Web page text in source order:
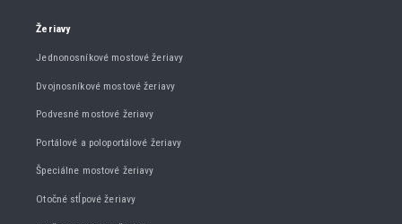
Žeriavy
Jednonosníkové mostové žeriavy
Dvojnosníkové mostové žeriavy
Podvesné mostové žeriavy
Portálové a poloportálové žeriavy
Špeciálne mostové žeriavy
Otočné stĺpové žeriavy